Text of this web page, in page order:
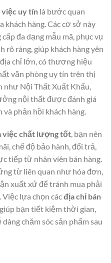
việc uy tín là bước quan
hàng. Các cơ sở này
đa dạng mẫu mã, phục vụ
rõ ràng, giúp khách hàng yên
chỉ lớn, có thương hiệu
văn phòng uy tín trên thị
Nội Thất Xuất Khẩu,
nội thất được đánh giá
phản hồi khách hàng.
việc chất lượng tốt, bạn nên
chế độ bảo hành, đổi trả,
tiếp từ nhân viên bán hàng.
từ liên quan như hóa đơn,
xuất xứ để tránh mua phải
lựa chọn cácđịa chỉ bán
bạn tiết kiệm thời gian,
chăm sóc sản phẩm sau